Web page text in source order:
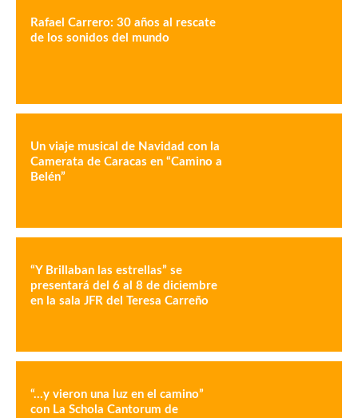
Rafael Carrero: 30 años al rescate
de los sonidos del mundo
Un viaje musical de Navidad con la
Camerata de Caracas en “Camino a
Belén”
“Y Brillaban las estrellas” se
presentará del 6 al 8 de diciembre
en la sala JFR del Teresa Carreño
“…y vieron una luz en el camino”
con La Schola Cantorum de